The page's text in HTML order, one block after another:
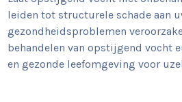
leiden tot structurele schade aan
gezondheidsproblemen
behandelen van opstijgend vocht
en gezonde leefomgeving voor